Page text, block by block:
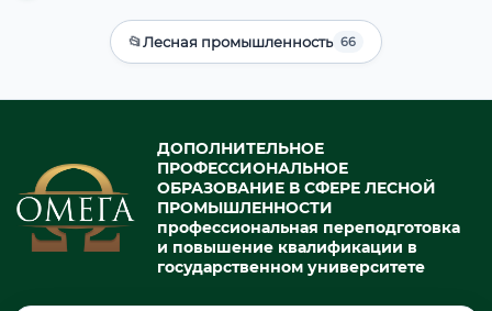
📂Лесная промышленность 66
ДОПОЛНИТЕЛЬНОЕ
ПРОФЕССИОНАЛЬНОЕ
ОБРАЗОВАНИЕ В СФЕРЕ ЛЕСНОЙ
ПРОМЫШЛЕННОСТИ
профессиональная переподготовка
и повышение квалификации в
государственном университете